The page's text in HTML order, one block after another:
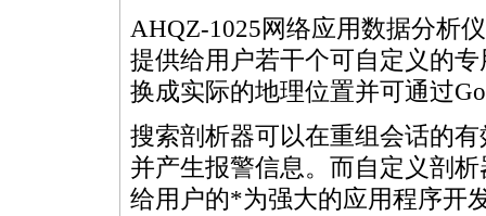
AHQZ-1025网络应用数据分析
提供给用户若干个可自定义的
换成实际的地理位置并可通过
搜索剖析器可以在重组会话的
并产生报警信息。而自定义剖
给用户的*为强大的应用程序开